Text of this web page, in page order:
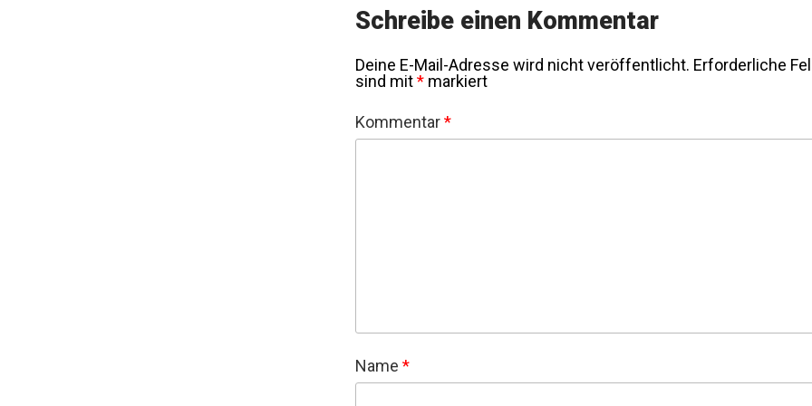
Schreibe einen Kommentar
Deine E-Mail-Adresse wird nicht veröffentlicht. Erforderliche
sind mit* markiert
Kommentar*
Name *